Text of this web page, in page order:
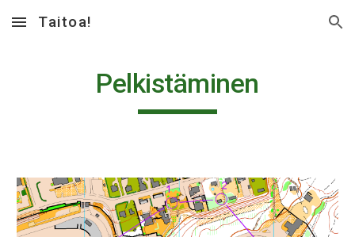
Skip to main content Skip to navigation
Taitoa!
Pelkistäminen